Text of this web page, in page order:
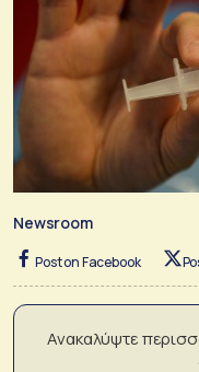
Newsroom
Post on Facebook
Ανακαλύψτε